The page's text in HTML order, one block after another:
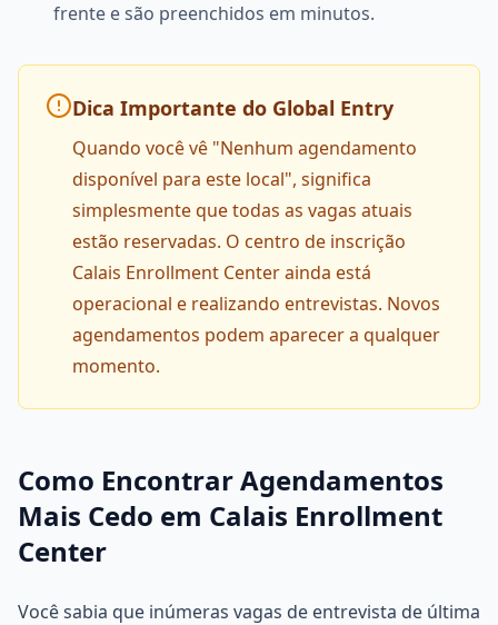
frente e são preenchidos em minutos.
Dica Importante do Global Entry
Quando você vê "Nenhum agendamento
disponível para este local", significa
simplesmente que todas as vagas atuais
estão reservadas. O centro de inscrição
Calais Enrollment Center ainda está
operacional e realizando entrevistas. Novos
agendamentos podem aparecer a qualquer
momento.
Como Encontrar Agendamentos
Mais Cedo em Calais Enrollment
Center
Você sabia que inúmeras vagas de entrevista de última